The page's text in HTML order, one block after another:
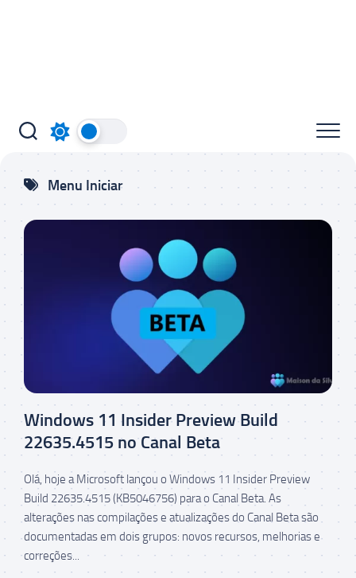
Menu Iniciar
Windows 11 Insider Preview Build
22635.4515 no Canal Beta
Olá, hoje a Microsoft lançou o Windows 11 Insider Preview
Build 22635.4515 (KB5046756) para o Canal Beta. As
alterações nas compilações e atualizações do Canal Beta são
documentadas em dois grupos: novos recursos, melhorias e
correções...